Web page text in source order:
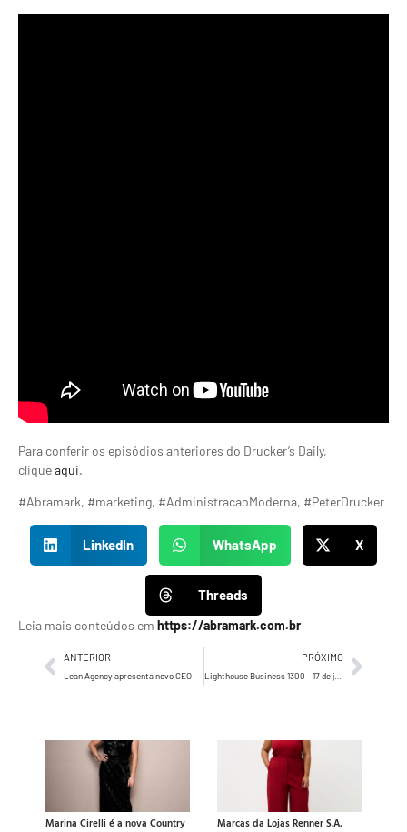
Para conferir os episódios anteriores do Drucker’s Daily,
cliqueaqui.
#Abramark, #marketing, #AdministracaoModerna, #PeterDrucker
LinkedIn WhatsApp X
Threads
Leia mais conteúdos em https://abramark.com.br
ANTERIOR
Lean Agency apresenta novo CEO
PRÓXIMO
Lighthouse Business 1300 – 17 de julho de 2024
Marina Cirelli é a nova Country
Marcas da Lojas Renner S.A.